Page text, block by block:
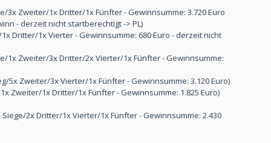
3x Zweiter/1x Dritter/1x Fünfter - Gewinnsumme: 3.720 Euro
- derzeit nicht startberechtigt -> PL)
Dritter/1x Vierter - Gewinnsumme: 680 Euro - derzeit nicht
1x Zweiter/3x Dritter/2x Vierter/1x Fünfter - Gewinnsumme:
5x Zweiter/3x Vierter/1x Fünfter - Gewinnsumme: 3.120 Euro)
Zweiter/1x Dritter/1x Fünfter - Gewinnsumme: 1.825 Euro)
Siege/2x Dritter/1x Vierter/1x Fünfter - Gewinnsumme: 2.430